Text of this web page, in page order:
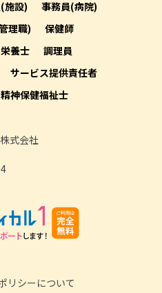
施設)
事務員(病院)
理職)
保健師
栄養士
調理員
サービス提供責任者
精神保健福祉士
式会社
リシーについて